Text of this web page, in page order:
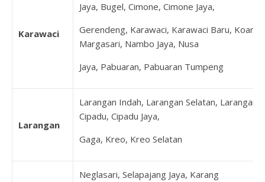
Karawaci
Jaya, Bugel, Cimone, Cimone Jaya,
Gerendeng, Karawaci, Karawaci Baru, Koang
Margasari, Nambo Jaya, Nusa
Jaya, Pabuaran, Pabuaran Tumpeng
Larangan
Larangan Indah, Larangan Selatan, Larangan
Cipadu, Cipadu Jaya,
Gaga, Kreo, Kreo Selatan
Neglasari, Selapajang Jaya, Karang